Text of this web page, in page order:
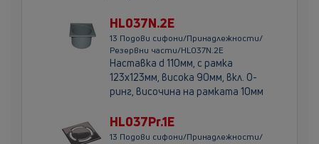
HL037N.2E
13 Подови сифони/Принадлежности/
Резервни части/HL037N.2E
Наставка d 110мм, с рамка
123х123мм, висока 90мм, вкл. O-
ринг, височина на рамката 10мм
HL037Pr.1E
13 Подови сифони/Принадлежности/